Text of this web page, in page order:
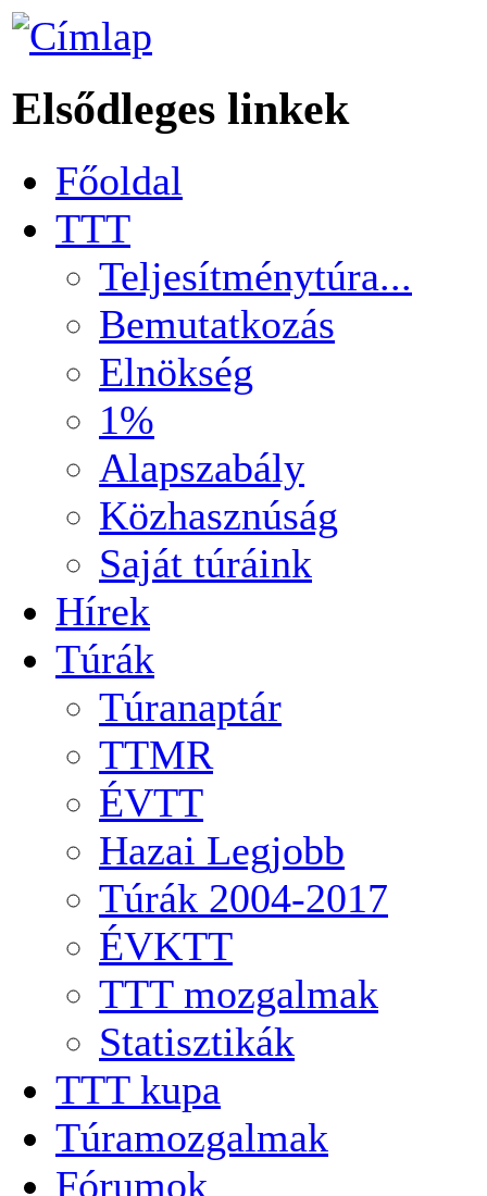
Elsődleges linkek
Főoldal
TTT
Teljesítménytúra...
Bemutatkozás
Elnökség
1%
Alapszabály
Közhasznúság
Saját túráink
Hírek
Túrák
Túranaptár
TTMR
ÉVTT
Hazai Legjobb
Túrák 2004-2017
ÉVKTT
TTT mozgalmak
Statisztikák
TTT kupa
Túramozgalmak
Fórumok